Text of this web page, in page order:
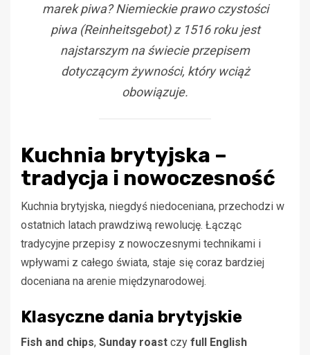
marek piwa? Niemieckie prawo czystości
piwa (Reinheitsgebot) z 1516 roku jest
najstarszym na świecie przepisem
dotyczącym żywności, który wciąż
obowiązuje.
Kuchnia brytyjska –
tradycja i nowoczesność
Kuchnia brytyjska, niegdyś niedoceniana, przechodzi w
ostatnich latach prawdziwą rewolucję. Łącząc
tradycyjne przepisy z nowoczesnymi technikami i
wpływami z całego świata, staje się coraz bardziej
doceniana na arenie międzynarodowej.
Klasyczne dania brytyjskie
Fish and chips, Sunday roast czy full English